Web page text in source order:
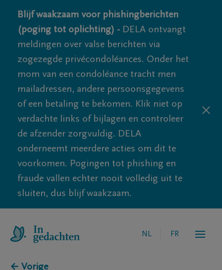
Blijf waakzaam voor phishingberichten
(poging tot oplichting) - DELA ontvangt
meldingen over valse berichten via
zogezegde privécondoléances. Onder het
mom van een condoléance tracht men
mailadressen, andere persoonsgegevens
of een betaling te bekomen. Klik niet op
verdachte links of bijlagen en controleer
de afzender zorgvuldig. DELA
onderneemt meerdere acties om dit te
voorkomen. Pogingen tot phishing en
fraude vallen echter nooit volledig uit te
sluiten, dus blijf waakzaam.
NL FR
← Vorige